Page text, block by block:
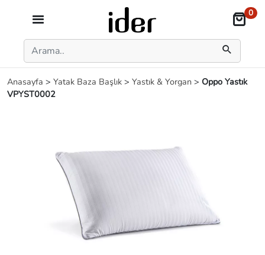
0
Anasayfa > Yatak Baza Başlık > Yastık & Yorgan > Oppo Yastık
VPYST0002